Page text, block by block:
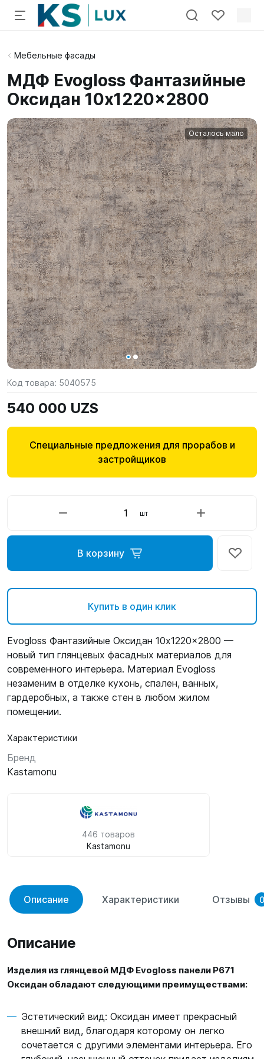
Мебельные фасады
МДФ Evogloss Фантазийные
Оксидан 10x1220x2800
Осталось мало
Код товара: 5040575
540 000 UZS
Специальные предложения для прорабов и
застройщиков
шт
В корзину
Купить в один клик
Evogloss Фантазийные Оксидан 10x1220x2800 —
новый тип глянцевых фасадных материалов для
современного интерьера. Материал Evogloss
незаменим в отделке кухонь, спален, ванных,
гардеробных, а также стен в любом жилом
помещении.
Характеристики
Бренд
Kastamonu
446 товаров
Kastamonu
Описание Характеристики Отзывы 0
Описание
Изделия из глянцевой МДФ Evogloss панели P671
Оксидан обладают следующими преимуществами:
Эстетический вид: Оксидан имеет прекрасный
внешний вид, благодаря которому он легко
сочетается с другими элементами интерьера. Его